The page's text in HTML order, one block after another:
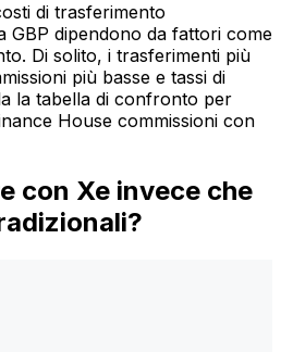
di trasferimento
GBP dipendono da fattori come
Di solito, i trasferimenti più
più basse e tassi di
la tabella di confronto per
House commissioni con
con Xe invece che